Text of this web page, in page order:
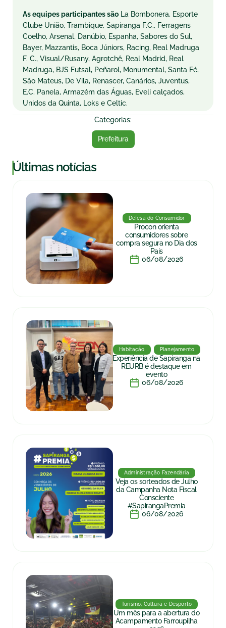
As equipes participantes são La Bombonera, Esporte
Clube União, Trambique, Sapiranga F.C., Ferragens
Coelho, Arsenal, Danúbio, Espanha, Sabores do Sul,
Bayer, Mazzantis, Boca Júniors, Racing, Real Madruga
F. C., Visual/Rusany, Agrotchê, Real Madrid, Real
Madruga, BJS Futsal, Peñarol, Monumental, Santa Fé,
São Mateus, De Vila, Renascer, Canários, Juventus,
E.C. Panela, Armazém das Águas, Eveli calçados,
Unidos da Quinta, Loks e Celtic.
Categorias:
Prefeitura
|Últimas notícias
Defesa do Consumidor
Procon orienta
consumidores sobre
compra segura no Dia dos
Pais
06/08/2026
Habitação Planejamento
Experiência de Sapiranga na
REURB é destaque em
evento
06/08/2026
Administração Fazendária
Veja os sorteados de Julho
da Campanha Nota Fiscal
Consciente
#SapirangaPremia
06/08/2026
Turismo, Cultura e Desporto
Um mês para a abertura do
Acampamento Farroupilha